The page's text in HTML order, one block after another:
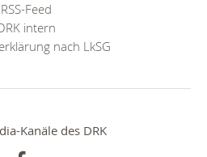
RSS-Feed
intern
nach LkSG
Kanäle des DRK